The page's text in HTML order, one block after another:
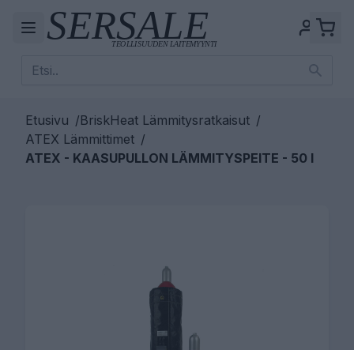
Etusivu /BriskHeat Lämmitysratkaisut /
ATEX Lämmittimet /
ATEX - KAASUPULLON LÄMMITYSPEITE - 50 l